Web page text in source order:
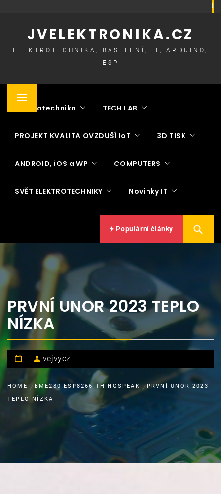
JVELEKTRONIKA.CZ
ELEKTROTECHNIKA, BASTLENÍ, IT, ARDUINO,
ESP
Primary
Elektrotechnika TECH LAB
PROJEKT KVALITA OVZDUŠÍ IoT 3D TISK
ANDROID, iOS a WP COMPUTERS
SVĚT ELEKTROTECHNIKY Novinky IT
Populární články
PRVNÍ UNOR 2023 TEPLO
NÍZKA
vejvycz
HOME BME280-ESP8266-THINGSPEAK
PRVNÍ UNOR 2023
TEPLO NÍZKA